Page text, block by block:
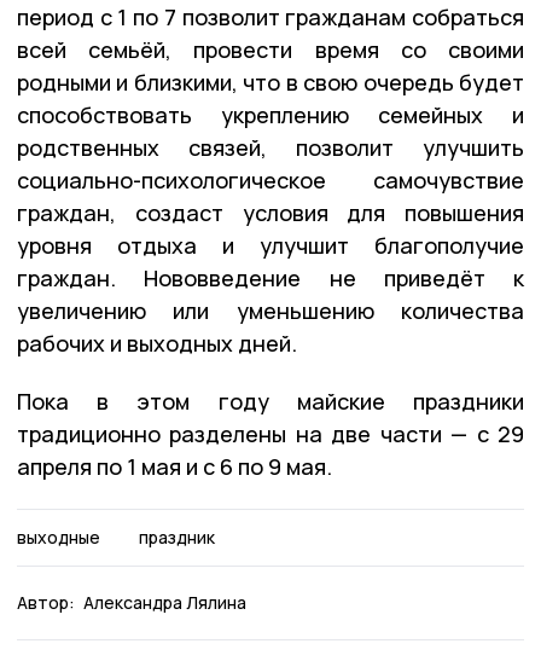
период с 1 по 7 позволит гражданам собраться
всей семьёй, провести время со своими
родными и близкими, что в свою очередь будет
способствовать укреплению семейных и
родственных связей, позволит улучшить
социально-психологическое самочувствие
граждан, создаст условия для повышения
уровня отдыха и улучшит благополучие
граждан. Нововведение не приведёт к
увеличению или уменьшению количества
рабочих и выходных дней.
Пока в этом году майские праздники
традиционно разделены на две части — с 29
апреля по 1 мая и с 6 по 9 мая.
выходные праздник
Автор: Александра Лялина